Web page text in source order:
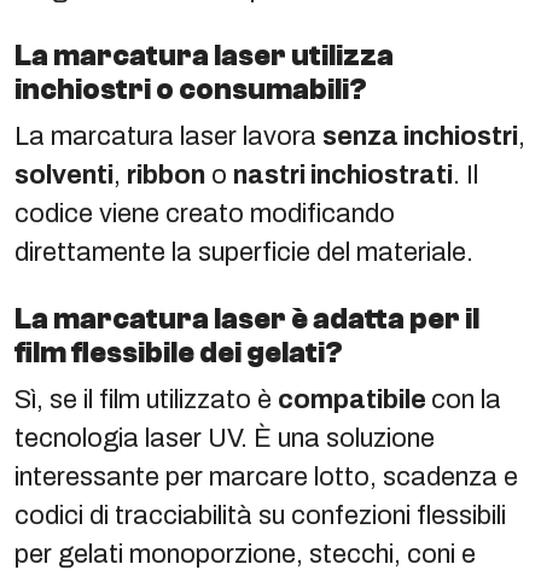
La marcatura laser utilizza
inchiostri o consumabili?
La marcatura laser lavora senza inchiostri,
solventi, ribbon o nastri inchiostrati. Il
codice viene creato modificando
direttamente la superficie del materiale.
La marcatura laser è adatta per il
film flessibile dei gelati?
Sì, se il film utilizzato è compatibile con la
tecnologia laser UV. È una soluzione
interessante per marcare lotto, scadenza e
codici di tracciabilità su confezioni flessibili
per gelati monoporzione, stecchi, coni e